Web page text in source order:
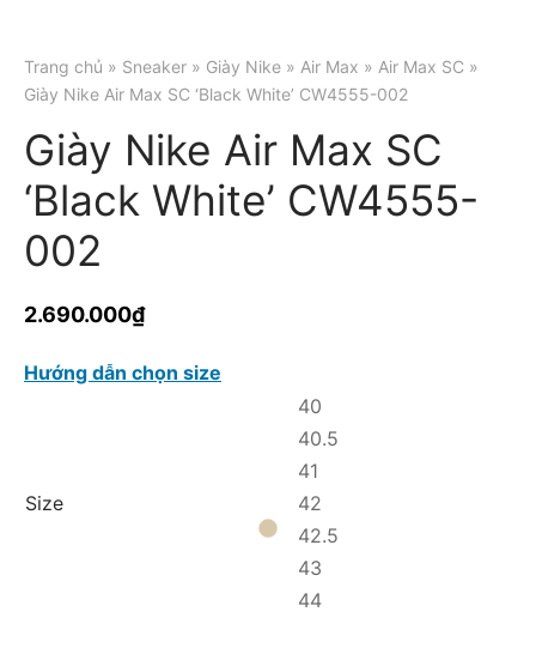
Trang chủ » Sneaker » Giày Nike » Air Max » Air Max SC »
Giày Nike Air Max SC ‘Black White’ CW4555-002
Giày Nike Air Max SC
‘Black White’ CW4555-
002
2.690.000₫
Hướng dẫn chọn size
Size
40
40.5
41
42
42.5
43
44